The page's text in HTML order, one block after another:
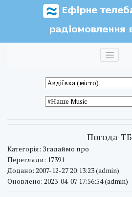
Погода-ТБ
Категорія: Згадаймо про
Перегляди: 17391
Додано: 2007-12-27 20:13:23 (admin)
Оновлено: 2023-04-07 17:56:54 (admin)